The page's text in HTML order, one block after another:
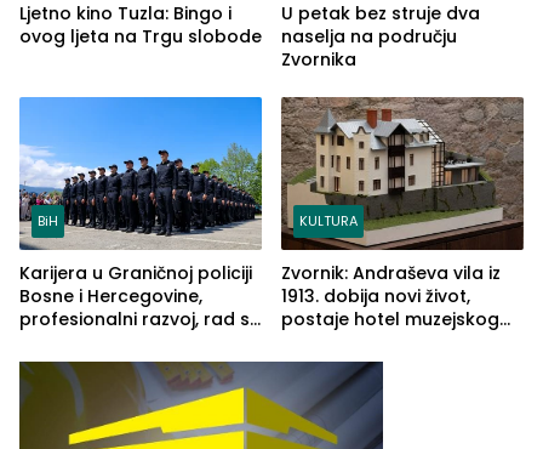
Ljetno kino Tuzla: Bingo i
ovog ljeta na Trgu slobode
U petak bez struje dva
naselja na području
Zvornika
BiH
Karijera u Graničnoj policiji
Bosne i Hercegovine,
profesionalni razvoj, rad sa
služba građanima
KULTURA
Zvornik: Andraševa vila iz
1913. dobija novi život,
postaje hotel muzejskog